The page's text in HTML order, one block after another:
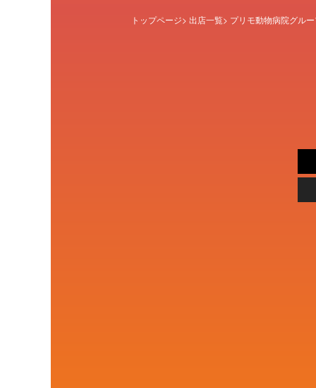
トップページ> 出店一覧> プリモ動物病院グル